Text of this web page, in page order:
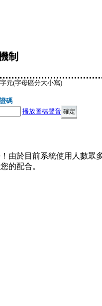
制
元(字母區分大小寫)
碼
播放圖檔聲音
由於目前系統使用人數眾
的配合。